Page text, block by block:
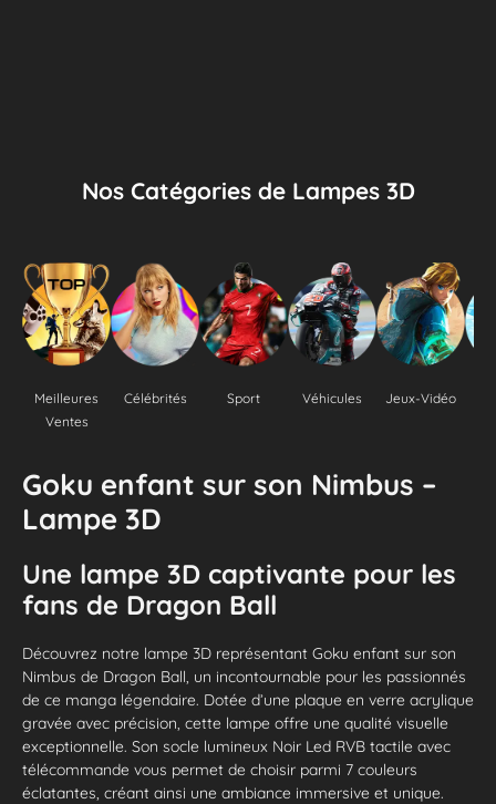
Nos Catégories de Lampes 3D
Meilleures
Ventes
Célébrités Sport Véhicules Jeux-Vidéo
Goku enfant sur son Nimbus –
Lampe 3D
Une lampe 3D captivante pour les
fans de Dragon Ball
Découvrez notre lampe 3D représentant Goku enfant sur son
Nimbus de Dragon Ball, un incontournable pour les passionnés
de ce manga légendaire. Dotée d’une plaque en verre acrylique
gravée avec précision, cette lampe offre une qualité visuelle
exceptionnelle. Son socle lumineux Noir Led RVB tactile avec
télécommande vous permet de choisir parmi 7 couleurs
éclatantes, créant ainsi une ambiance immersive et unique.